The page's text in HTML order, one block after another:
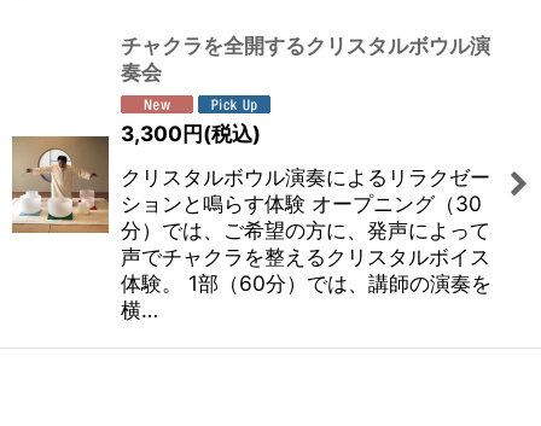
絞り込む
チャクラを全開するクリスタルボウル演
奏会
3,300円(税込)
クリスタルボウル演奏によるリラクゼー
ションと鳴らす体験 オープニング（30
分）では、ご希望の方に、発声によって
声でチャクラを整えるクリスタルボイス
体験。 1部（60分）では、講師の演奏を
横…